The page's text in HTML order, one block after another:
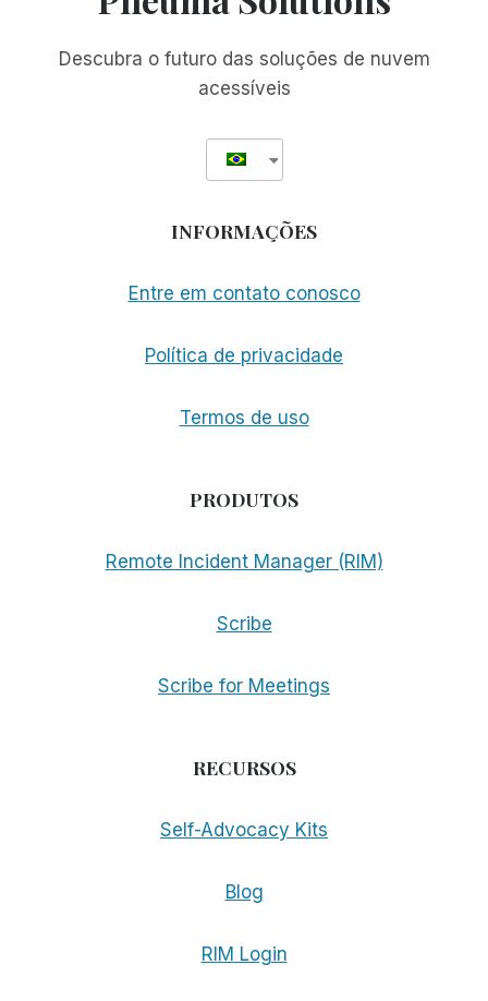
Descubra o futuro das soluções de nuvem
acessíveis
INFORMAÇÕES
Entre em contato conosco
Política de privacidade
Termos de uso
PRODUTOS
Remote Incident Manager (RIM)
Scribe
Scribe for Meetings
RECURSOS
Self-Advocacy Kits
Blog
RIM Login